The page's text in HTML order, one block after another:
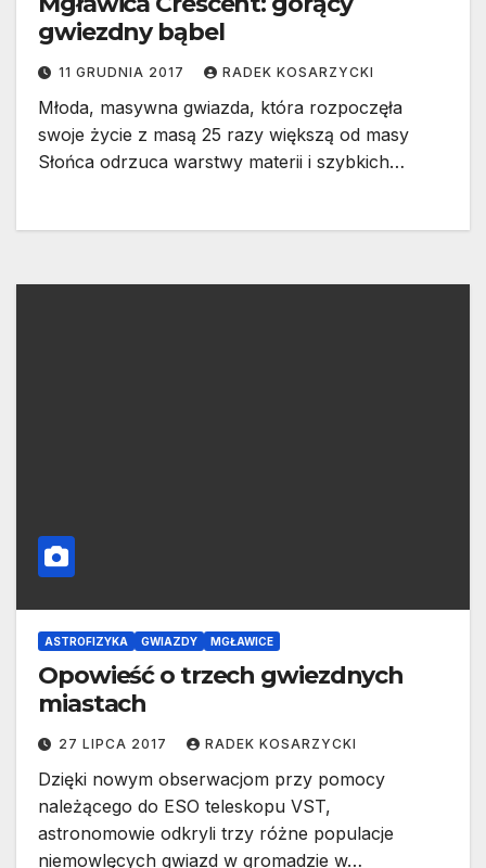
gwiezdny bąbel
11 GRUDNIA 2017 RADEK KOSARZYCKI
Młoda, masywna gwiazda, która rozpoczęła
swoje życie z masą 25 razy większą od masy
Słońca odrzuca warstwy materii i szybkich…
ASTROFIZYKA GWIAZDY MGŁAWICE
Opowieść o trzech gwiezdnych
miastach
27 LIPCA 2017 RADEK KOSARZYCKI
Dzięki nowym obserwacjom przy pomocy
należącego do ESO teleskopu VST,
astronomowie odkryli trzy różne populacje
niemowlęcych gwiazd w gromadzie w…